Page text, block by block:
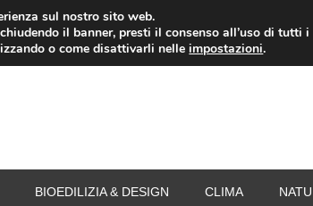
ENERGETICO SPESA
BIOEDILIZIA & DESIGN CLIMA
sul nostro sito web.
il banner, presti il consenso all’uso di tutti
o come disattivarli nelleimpostazioni.